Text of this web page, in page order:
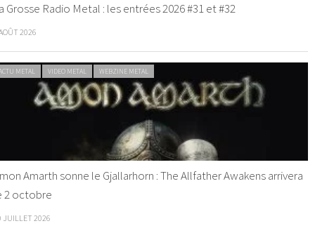
Grosse Radio Metal : les entrées 2026 #31 et #32
2026
METAL VIDEO METAL WEBZINE METAL
Amarth sonne le Gjallarhorn : The Allfather Awakens arrivera
2 octobre
JUILLET 2026